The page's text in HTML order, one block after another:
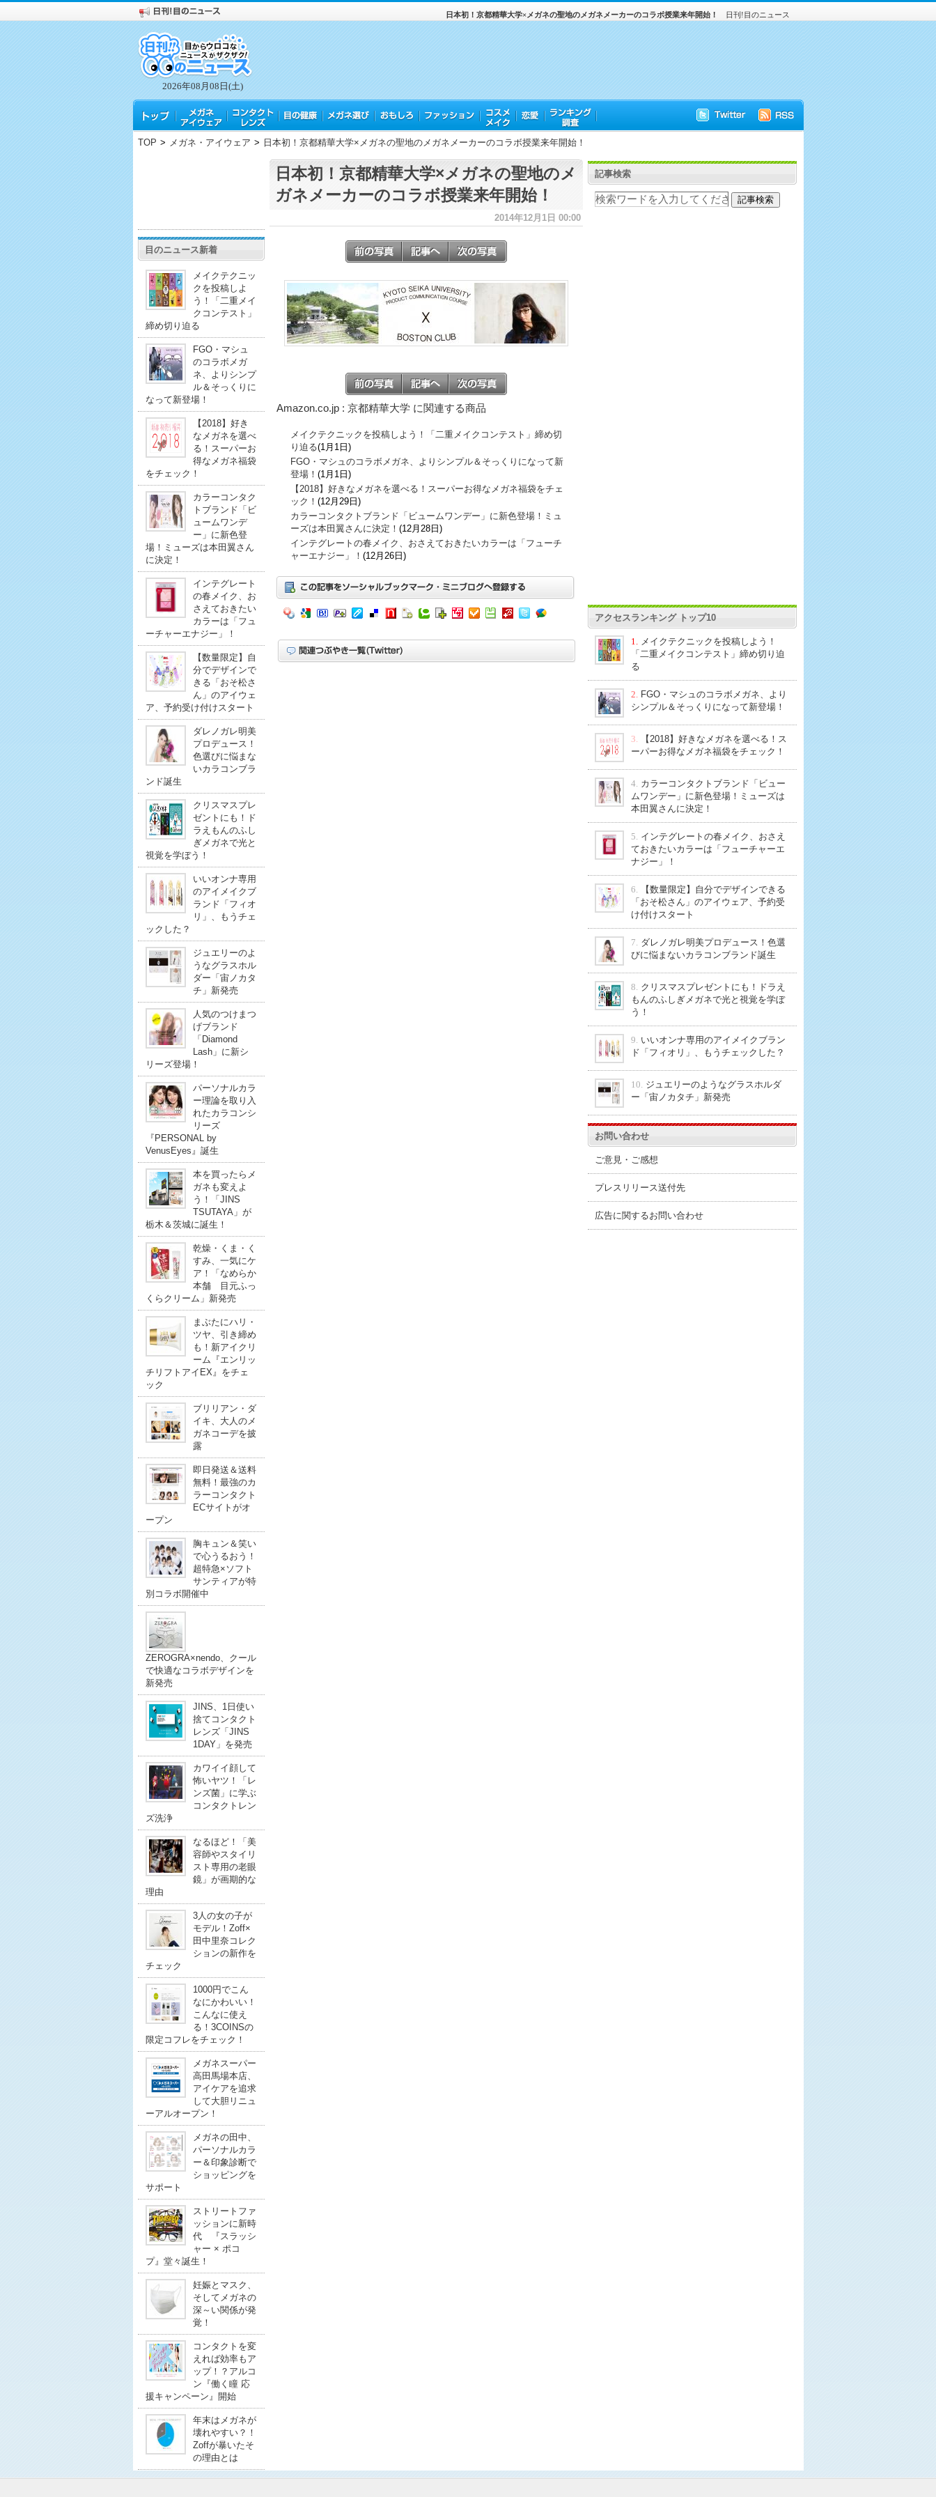
2026年08月08日(土)
日刊!目のニュース
日本初！京都精華大学×メガネの聖地のメガネメーカーのコラボ授業来年開始！
TOP > メガネ・アイウェア > 日本初！京都精華大学×メガネの聖地のメガネメーカーのコラボ授業来年開始！
目のニュース新着
メイクテクニッ
クを投稿しよ
う！「二重メイ
クコンテスト」
締め切り迫る
FGO・マシュ
のコラボメガ
ネ、よりシンプ
ル＆そっくりに
なって新登場！
【2018】好き
なメガネを選べ
る！スーパーお
得なメガネ福袋
をチェック！
カラーコンタク
トブランド「ビ
ュームワンデ
ー」に新色登
場！ミューズは本田翼さん
に決定！
インテグレート
の春メイク、お
さえておきたい
カラーは「フュ
ーチャーエナジー」！
【数量限定】自
分でデザインで
きる「おそ松さ
ん」のアイウェ
ア、予約受け付けスタート
ダレノガレ明美
プロデュース！
色選びに悩まな
いカラコンブラ
ンド誕生
クリスマスプレ
ゼントにも！ド
ラえもんのふし
ぎメガネで光と
視覚を学ぼう！
いいオンナ専用
のアイメイクブ
ランド「フィオ
リ」、もうチェ
ックした？
ジュエリーのよ
うなグラスホル
ダー「宙ノカタ
チ」新発売
人気のつけまつ
げブランド
「Diamond
Lash」に新シ
リーズ登場！
パーソナルカラ
ー理論を取り入
れたカラコンシ
リーズ
『PERSONAL by
VenusEyes』誕生
本を買ったらメ
ガネも変えよ
う！「JINS
TSUTAYA」が
栃木＆茨城に誕生！
乾燥・くま・く
すみ、一気にケ
ア！「なめらか
本舗 目元ふっ
くらクリーム」新発売
まぶたにハリ・
ツヤ、引き締め
も！新アイクリ
ーム『エンリッ
チリフトアイEX』をチェ
ック
ブリリアン・ダ
イキ、大人のメ
ガネコーデを披
露
即日発送＆送料
無料！最強のカ
ラーコンタクト
ECサイトがオ
ープン
胸キュン＆笑い
で心うるおう！
超特急×ソフト
サンティアが特
別コラボ開催中
ZEROGRA×nendo、クール
で快適なコラボデザインを
新発売
JINS、1日使い
捨てコンタクト
レンズ「JINS
1DAY」を発売
カワイイ顔して
怖いヤツ！「レ
ンズ菌」に学ぶ
コンタクトレン
ズ洗浄
なるほど！「美
容師やスタイリ
スト専用の老眼
鏡」が画期的な
理由
3人の女の子が
モデル！Zoff×
田中里奈コレク
ションの新作を
チェック
1000円でこん
なにかわいい！
こんなに使え
る！3COINSの
限定コフレをチェック！
メガネスーパー
高田馬場本店、
アイケアを追求
して大胆リニュ
ーアルオープン！
メガネの田中、
パーソナルカラ
ー＆印象診断で
ショッピングを
サポート
ストリートファ
ッションに新時
代 『スラッシ
ャー × ポコ
プ』堂々誕生！
妊娠とマスク、
そしてメガネの
深～い関係が発
覚！
コンタクトを変
えれば効率もア
ップ！？アルコ
ン『働く瞳 応
援キャンペーン』開始
年末はメガネが
壊れやすい？！
Zoffが暴いたそ
の理由とは
日本初！京都精華大学×メガネの聖地のメ
ガネメーカーのコラボ授業来年開始！
2014年12月1日 00:00
Amazon.co.jp : 京都精華大学 に関連する商品
メイクテクニックを投稿しよう！「二重メイクコンテスト」締め切
り迫る(1月1日)
FGO・マシュのコラボメガネ、よりシンプル＆そっくりになって新
登場！ (1月1日)
【2018】好きなメガネを選べる！スーパーお得なメガネ福袋をチェ
ック！ (12月29日)
カラーコンタクトブランド「ビュームワンデー」に新色登場！ミュ
ーズは本田翼さんに決定！ (12月28日)
インテグレートの春メイク、おさえておきたいカラーは「フューチ
ャーエナジー」！ (12月26日)
記事検索
アクセスランキング トップ10
1.
メイクテクニックを投稿しよう！
「二重メイクコンテスト」締め切り迫
る
2. FGO・マシュのコラボメガネ、より
シンプル＆そっくりになって新登場！
3.
【2018】好きなメガネを選べる！ス
ーパーお得なメガネ福袋をチェック！
4. カラーコンタクトブランド「ビュー
ムワンデー」に新色登場！ミューズは
本田翼さんに決定！
5. インテグレートの春メイク、おさえ
ておきたいカラーは「フューチャーエ
ナジー」！
6.
【数量限定】自分でデザインできる
「おそ松さん」のアイウェア、予約受
け付けスタート
7. ダレノガレ明美プロデュース！色選
びに悩まないカラコンブランド誕生
8. クリスマスプレゼントにも！ドラえ
もんのふしぎメガネで光と視覚を学ぼ
う！
9. いいオンナ専用のアイメイクブラン
ド「フィオリ」、もうチェックした？
10. ジュエリーのようなグラスホルダ
ー「宙ノカタチ」新発売
お問い合わせ
ご意見・ご感想
プレスリリース送付先
広告に関するお問い合わせ